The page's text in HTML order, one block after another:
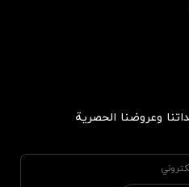
وعروضنا الحصرية